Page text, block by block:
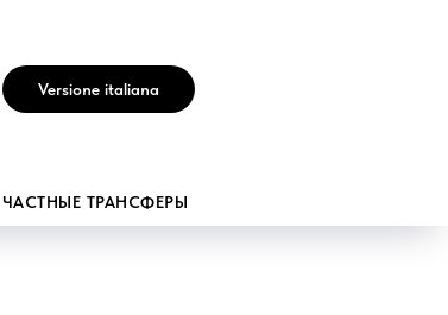
Versione italiana
ЧАСТНЫЕ ТРАНСФЕРЫ